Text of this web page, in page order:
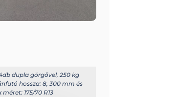
dupla görgővel, 250 kg
hossza: 8, 300 mm és
175/70 R13